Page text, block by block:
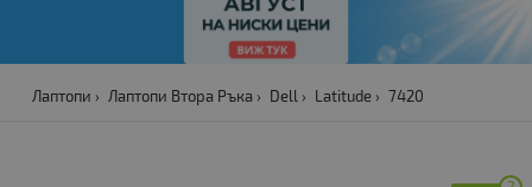
Лаптопи Лаптопи Втора Ръка Dell Latitude 7420